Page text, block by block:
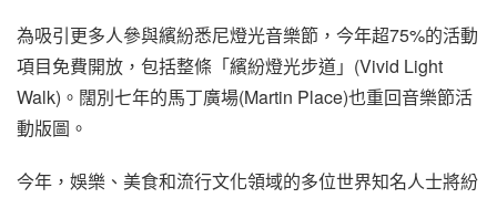
為吸引更多人參與繽紛悉尼燈光音樂節，今年超75%的活動
項目免費開放，包括整條「繽紛燈光步道」(Vivid Light
Walk)。闊別七年的馬丁廣場(Martin Place)也重回音樂節活
動版圖。
今年，娛樂、美食和流行文化領域的多位世界知名人士將紛